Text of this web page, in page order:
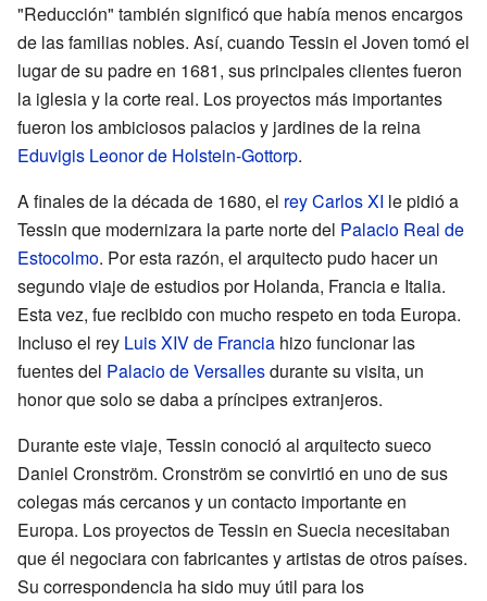
"Reducción" también significó que había menos encargos
de las familias nobles. Así, cuando Tessin el Joven tomó el
lugar de su padre en 1681, sus principales clientes fueron
la iglesia y la corte real. Los proyectos más importantes
fueron los ambiciosos palacios y jardines de la reina
Eduvigis Leonor de Holstein-Gottorp.
A finales de la década de 1680, el rey Carlos XI le pidió a
Tessin que modernizara la parte norte del Palacio Real de
Estocolmo. Por esta razón, el arquitecto pudo hacer un
segundo viaje de estudios por Holanda, Francia e Italia.
Esta vez, fue recibido con mucho respeto en toda Europa.
Incluso el rey Luis XIV de Francia hizo funcionar las
fuentes del Palacio de Versallesdurante su visita, un
honor que solo se daba a príncipes extranjeros.
Durante este viaje, Tessin conoció al arquitecto sueco
Daniel Cronström. Cronström se convirtió en uno de sus
colegas más cercanos y un contacto importante en
Europa. Los proyectos de Tessin en Suecia necesitaban
que él negociara con fabricantes y artistas de otros países.
Su correspondencia ha sido muy útil para los